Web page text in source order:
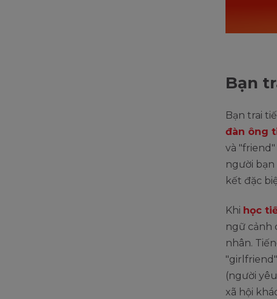
Bạn
Bạn trai
đàn ông
và
người
kết đặc
Khi học
ngữ cảnh
nhân.
(người
xã hội